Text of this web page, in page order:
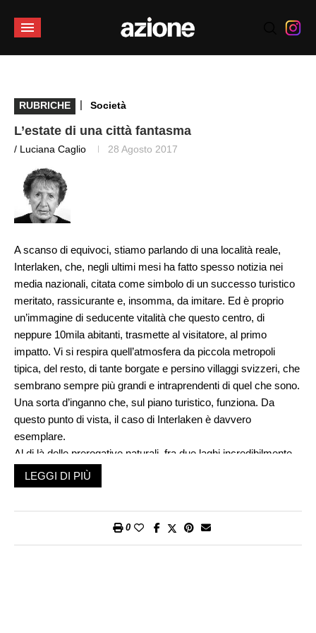
RUBRICHE | Società
L’estate di una città fantasma
/ Luciana Caglio 28 Agosto 2017
A scanso di equivoci, stiamo parlando di una località reale,
Interlaken, che, negli ultimi mesi ha fatto spesso notizia nei
media nazionali, citata come simbolo di un successo turistico
meritato, rassicurante e, insomma, da imitare. Ed è proprio
un’immagine di seducente vitalità che questo centro, di
neppure 10mila abitanti, trasmette al visitatore, al primo
impatto. Vi si respira quell’atmosfera da piccola metropoli
tipica, del resto, di tante borgate e persino villaggi svizzeri, che
sembrano sempre più grandi e intraprendenti di quel che sono.
Una sorta d’inganno che, sul piano turistico, funziona. Da
questo punto di vista, il caso di Interlaken è davvero
esemplare.
Al di là delle prerogative naturali, fra due laghi incredibilmente
turchini e ai piedi della Jungfrau, la più alta vetta alpina
raggiungibile in ferrovia, questa minicittà si è impegnata per
a categorie di pubblico, dalle esigenze e dagli sfizi particolari e
LEGGI DI PIÙ
0